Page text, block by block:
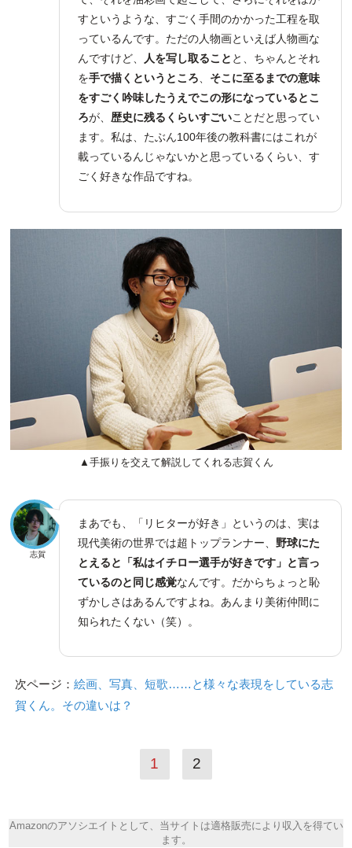
すというような、すごく手間のかかった工程を取
っているんです。ただの人物画といえば人物画な
んですけど、
人を写し取ること と、ちゃんとそれ
を手で描くというところ、 そこに至るまでの意味
をすごく吟味したうえでこの形になっているとこ
ろが、 歴史に残るくらいすごいことだと思ってい
ます。私は、たぶん100年後の教科書にはこれが
載っているんじゃないかと思っているくらい、す
ごく好きな作品ですね。
▲手振りを交えて解説してくれる志賀くん
志賀
まあでも、「リヒターが好き」というのは、実は
現代美術の世界では超トップランナー、 野球にた
とえると「私はイチロー選手が好きです」と言っ
ているのと同じ感覚なんです。だからちょっと恥
ずかしさはあるんですよね。あんまり美術仲間に
知られたくない（笑）。
次ページ： 絵画、写真、短歌……と様々な表現をしている志
賀くん。その違いは？
1 2
Amazonのアソシエイトとして、当サイトは適格販売により収入を得てい
ます。